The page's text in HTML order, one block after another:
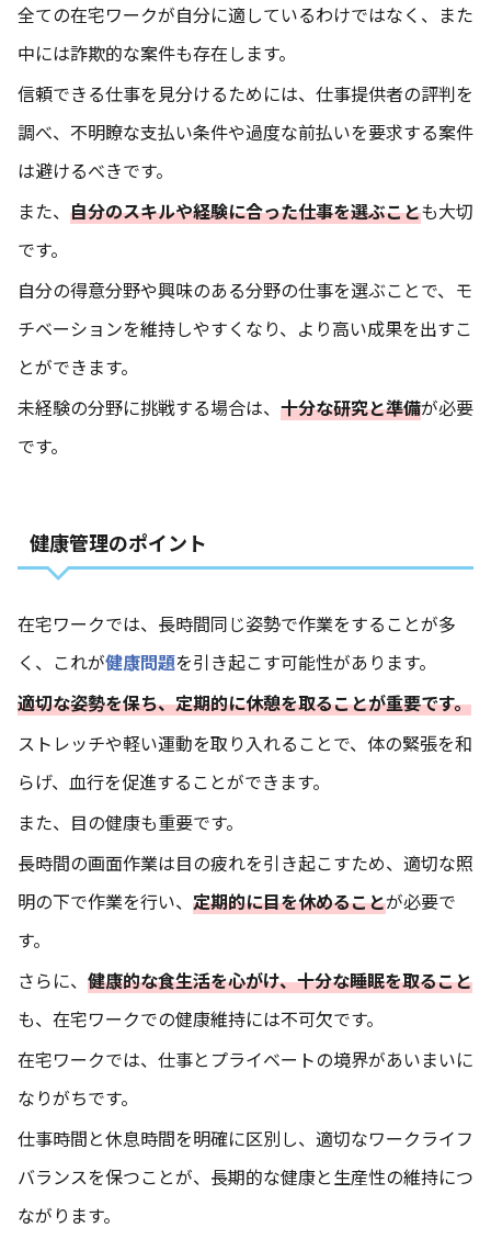
全ての在宅ワークが自分に適しているわけではなく、また
中には詐欺的な案件も存在します。
信頼できる仕事を見分けるためには、仕事提供者の評判を
調べ、不明瞭な支払い条件や過度な前払いを要求する案件
は避けるべきです。
また、 自分のスキルや経験に合った仕事を選ぶことも大切
です。
自分の得意分野や興味のある分野の仕事を選ぶことで、モ
チベーションを維持しやすくなり、より高い成果を出すこ
とができます。
未経験の分野に挑戦する場合は、 十分な研究と準備が必要
です。
健康管理のポイント
在宅ワークでは、長時間同じ姿勢で作業をすることが多
く、これが健康問題を引き起こす可能性があります。
適切な姿勢を保ち、定期的に休憩を取ることが重要です。
ストレッチや軽い運動を取り入れることで、体の緊張を和
らげ、血行を促進することができます。
また、目の健康も重要です。
長時間の画面作業は目の疲れを引き起こすため、適切な照
明の下で作業を行い、 定期的に目を休めることが必要で
す。
さらに、 健康的な食生活を心がけ、十分な睡眠を取ること
も、在宅ワークでの健康維持には不可欠です。
在宅ワークでは、仕事とプライベートの境界があいまいに
なりがちです。
仕事時間と休息時間を明確に区別し、適切なワークライフ
バランスを保つことが、長期的な健康と生産性の維持につ
ながります。